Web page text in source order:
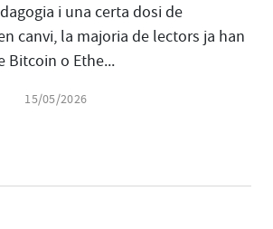
i una certa dosi de
canvi, la majoria de lectors ja han
Bitcoin o Ethe...
15/05/2026